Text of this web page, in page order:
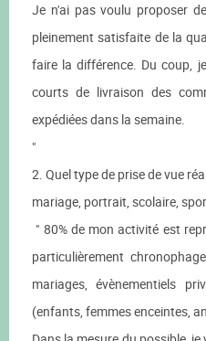
Je n'ai pas voulu proposer
pleinement satisfaite de la
faire la différence. Du coup,
courts de livraison des
expédiées dans la semaine.
"
2. Quel type de prise de vue
mariage, portrait, scolaire,
" 80% de mon activité est
particulièrement
mariages, évènementiels
(enfants, femmes enceintes,